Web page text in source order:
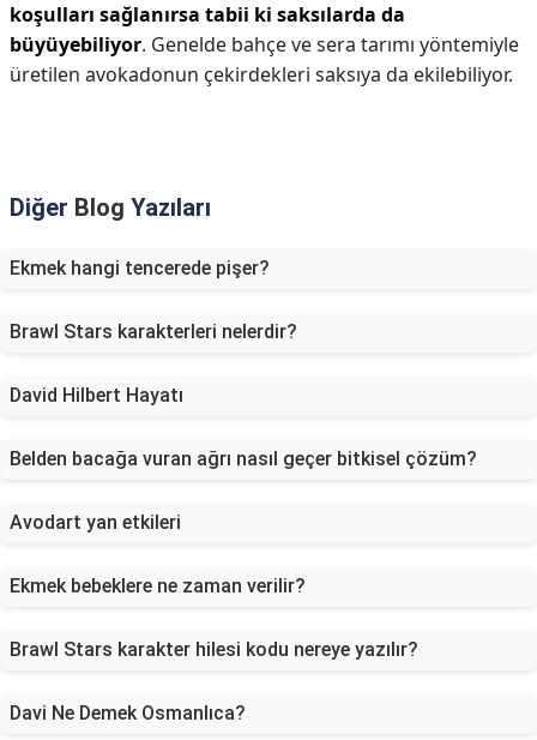
koşulları sağlanırsa tabii ki saksılarda da
büyüyebiliyor. Genelde bahçe ve sera tarımı yöntemiyle
üretilen avokadonun çekirdekleri saksıya da ekilebiliyor.
Diğer Blog Yazıları
Ekmek hangi tencerede pişer?
Brawl Stars karakterleri nelerdir?
David Hilbert Hayatı
Belden bacağa vuran ağrı nasıl geçer bitkisel çözüm?
Avodart yan etkileri
Ekmek bebeklere ne zaman verilir?
Brawl Stars karakter hilesi kodu nereye yazılır?
Davi Ne Demek Osmanlıca?